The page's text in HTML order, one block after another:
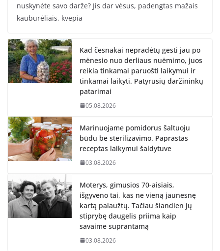
nuskynėte savo darže? Jis dar vėsus, padengtas mažais
kauburėliais, kvepia
Kad česnakai nepradėtų gesti jau po
mėnesio nuo derliaus nuėmimo, juos
reikia tinkamai paruošti laikymui ir
tinkamai laikyti. Patyrusių daržininkų
patarimai
05.08.2026
Marinuojame pomidorus šaltuoju
būdu be sterilizavimo. Paprastas
receptas laikymui šaldytuve
03.08.2026
Moterys, gimusios 70-aisiais,
išgyveno tai, kas ne vieną jaunesnę
kartą palaužtų. Tačiau šiandien jų
stiprybę daugelis priima kaip
savaime suprantamą
03.08.2026